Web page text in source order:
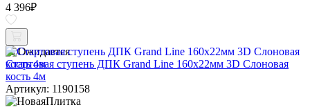
4 396₽
Ожидается
Стартовая ступень ДПК Grand Line 160х22мм 3D Слоновая
кость 4м
Артикул: 1190158